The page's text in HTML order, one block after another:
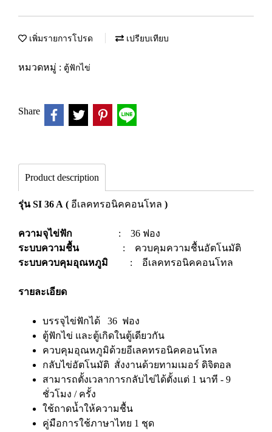
เพิ่มรายการโปรด เปรียบเทียบ
หมวดหมู่ : ตู้ฟักไข่
Share
Product description
รุ่น SI 36 A ( อีเลคทรอนิคคอนโทล )
ความจุไข่ฟัก : 36 ฟอง
ระบบความชื้น: ควบคุมความชื้นอัตโนมัติ
ระบบควบคุมอุณหภูมิ : อีเลคทรอนิคคอนโทล
รายละเอียด
บรรจุไข่ฟักได้ 36 ฟอง
ตู้ฟักไข่ และตู้เกิดในตู้เดียวกัน
ควบคุมอุณหภูมิด้วยอีเลคทรอนิคคอนโทล
กลับไข่อัตโนมัติ สั่งงานด้วยทามเมอร์ ดิจิตอล
สามารถตั้งเวลาการกลับไข่ได้ตั้งแต่ 1 นาที - 9
ชั่วโมง / ครั้ง
ใช้ถาดน้ำให้ความชื้น
คู่มือการใช้ภาษาไทย 1 ชุด